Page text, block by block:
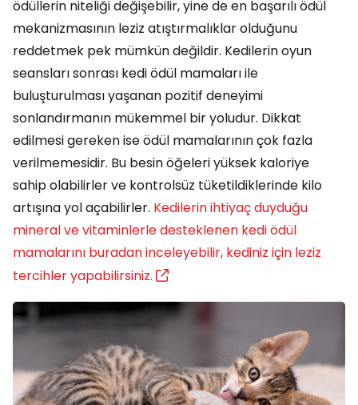
ödüllerin niteliği değişebilir, yine de en başarılı ödül
mekanizmasının leziz atıştırmalıklar olduğunu
reddetmek pek mümkün değildir. Kedilerin oyun
seansları sonrası kedi ödül mamaları ile
buluşturulması yaşanan pozitif deneyimi
sonlandırmanın mükemmel bir yoludur. Dikkat
edilmesi gereken ise ödül mamalarının çok fazla
verilmemesidir. Bu besin öğeleri yüksek kaloriye
sahip olabilirler ve kontrolsüz tüketildiklerinde kilo
artışına yol açabilirler. Kedilerin ihtiyaç duyduğu
mineral ve vitaminlerle desteklenen kedi ödül
mamalarını buradan inceleyebilir, kediniz için leziz
tercihler yapabilirsiniz.